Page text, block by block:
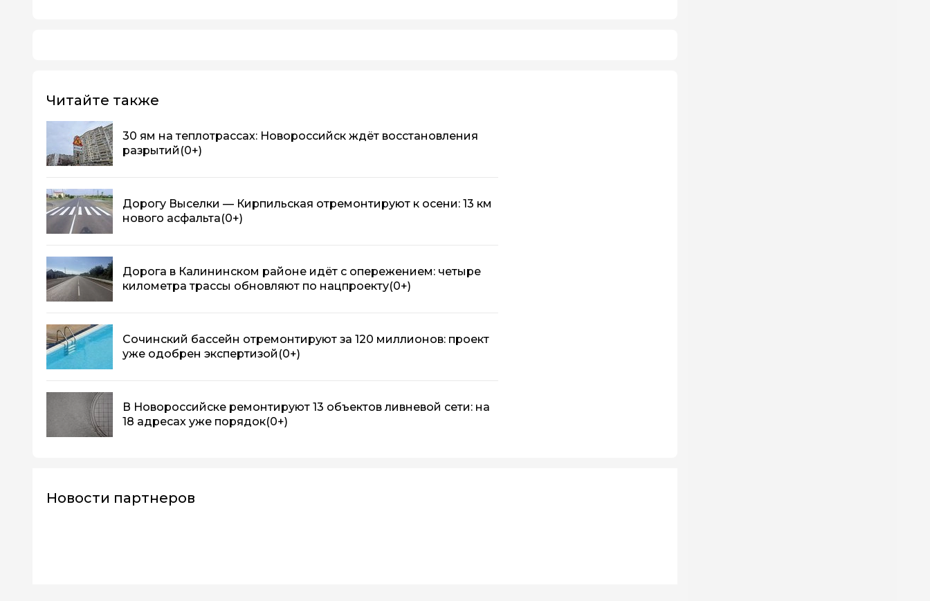
Читайте также
30 ям на теплотрассах: Новороссийск ждёт восстановления
разрытий (0+)
Дорогу Выселки — Кирпильская отремонтируют к осени: 13 км
нового асфальта(0+)
Дорога в Калининском районе идёт с опережением: четыре
километра трассы обновляют по нацпроекту(0+)
Сочинский бассейн отремонтируют за 120 миллионов: проект
уже одобрен экспертизой (0+)
В Новороссийске ремонтируют 13 объектов ливневой сети: на
18 адресах уже порядок(0+)
Новости партнеров